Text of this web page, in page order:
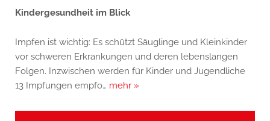
Kindergesundheit im Blick
Impfen ist wichtig: Es schützt Säuglinge und Kleinkinder
vor schweren Erkrankungen und deren lebenslangen
Folgen. Inzwischen werden für Kinder und Jugendliche
13 Impfungen empfo… mehr »